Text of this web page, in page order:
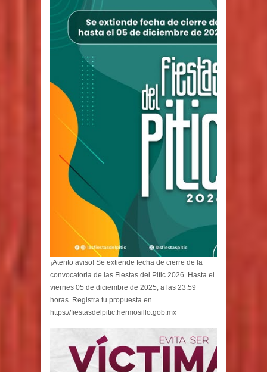
¡Atento aviso! Se extiende fecha de cierre de la
convocatoria de las Fiestas del Pitic 2026. Hasta el
viernes 05 de diciembre de 2025, a las 23:59
horas. Registra tu propuesta en
https://fiestasdelpitic.hermosillo.gob.mx